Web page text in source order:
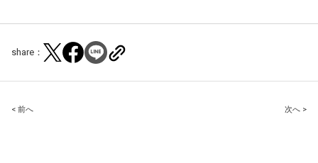
share：
Post
< 前へ 次へ >